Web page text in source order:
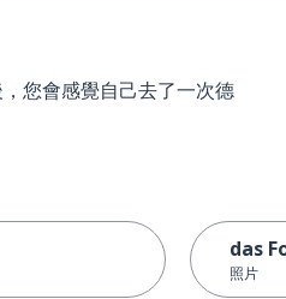
您會感覺自己去了一次德
das
照片